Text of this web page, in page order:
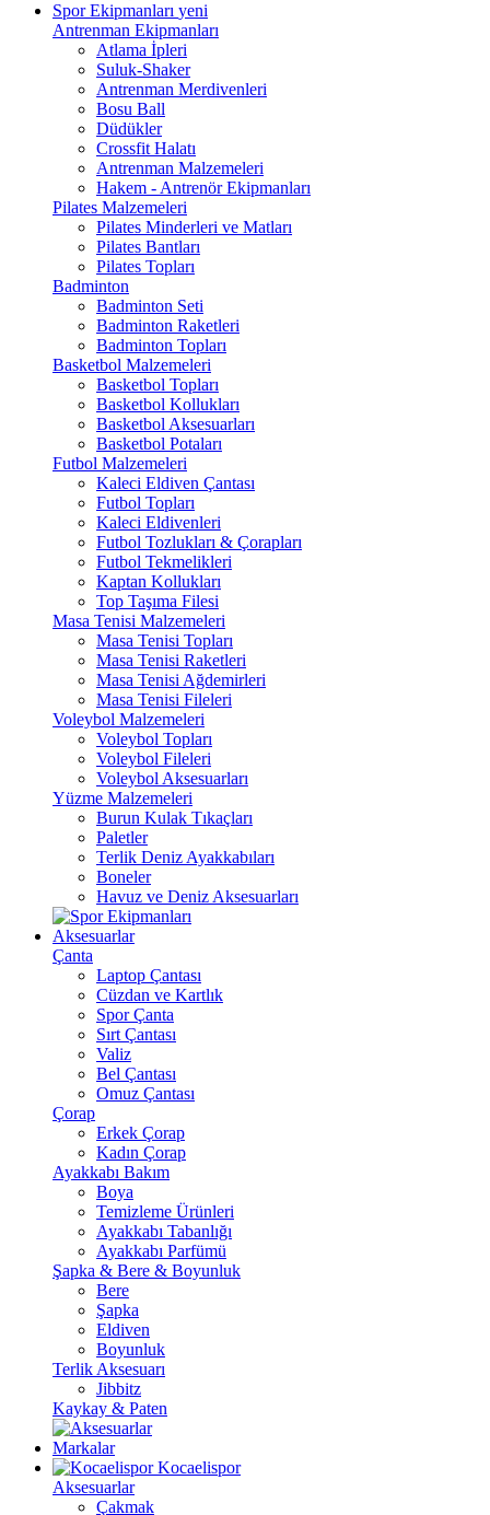
Spor Ekipmanları yeni
Antrenman Ekipmanları
Atlama İpleri
Suluk-Shaker
Antrenman Merdivenleri
Bosu Ball
Düdükler
Crossfit Halatı
Antrenman Malzemeleri
Hakem - Antrenör Ekipmanları
Pilates Malzemeleri
Pilates Minderleri ve Matları
Pilates Bantları
Pilates Topları
Badminton
Badminton Seti
Badminton Raketleri
Badminton Topları
Basketbol Malzemeleri
Basketbol Topları
Basketbol Kollukları
Basketbol Aksesuarları
Basketbol Potaları
Futbol Malzemeleri
Kaleci Eldiven Çantası
Futbol Topları
Kaleci Eldivenleri
Futbol Tozlukları & Çorapları
Futbol Tekmelikleri
Kaptan Kollukları
Top Taşıma Filesi
Masa Tenisi Malzemeleri
Masa Tenisi Topları
Masa Tenisi Raketleri
Masa Tenisi Ağdemirleri
Masa Tenisi Fileleri
Voleybol Malzemeleri
Voleybol Topları
Voleybol Fileleri
Voleybol Aksesuarları
Yüzme Malzemeleri
Burun Kulak Tıkaçları
Paletler
Terlik Deniz Ayakkabıları
Boneler
Havuz ve Deniz Aksesuarları
Aksesuarlar
Çanta
Laptop Çantası
Cüzdan ve Kartlık
Spor Çanta
Sırt Çantası
Valiz
Bel Çantası
Omuz Çantası
Çorap
Erkek Çorap
Kadın Çorap
Ayakkabı Bakım
Boya
Temizleme Ürünleri
Ayakkabı Tabanlığı
Ayakkabı Parfümü
Şapka & Bere & Boyunluk
Bere
Şapka
Eldiven
Boyunluk
Terlik Aksesuarı
Jibbitz
Kaykay & Paten
Markalar
Kocaelispor
Aksesuarlar
Çakmak